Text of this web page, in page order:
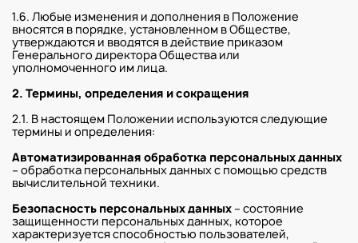
1.6. Любые изменения и дополнения в Положение
вносятся в порядке, установленном в Обществе,
утверждаются и вводятся в действие приказом
Генерального директора Общества или
уполномоченного им лица.
2. Термины, определения и сокращения
2.1. В настоящем Положении используются следующие
термины и определения:
Автоматизированная обработка персональных данных
– обработка персональных данных с помощью средств
вычислительной техники.
Безопасность персональных данных – состояние
защищенности персональных данных, которое
характеризуется способностью пользователей,